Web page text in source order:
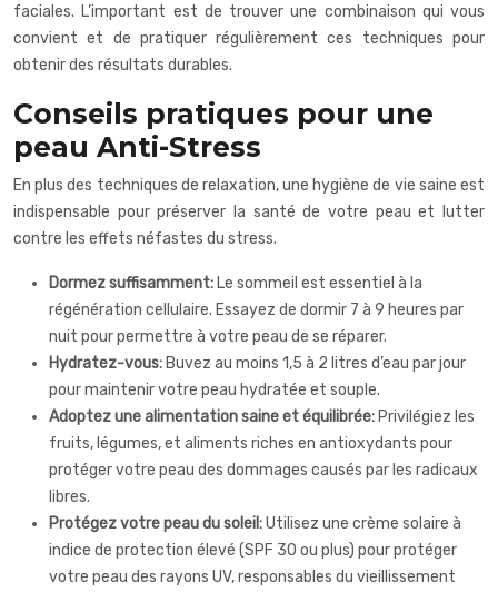
faciales. L’important est de trouver une combinaison qui vous
convient et de pratiquer régulièrement ces techniques pour
obtenir des résultats durables.
Conseils pratiques pour une
peau Anti-Stress
En plus des techniques de relaxation, une hygiène de vie saine est
indispensable pour préserver la santé de votre peau et lutter
contre les effets néfastes du stress.
Dormez suffisamment: Le sommeil est essentiel à la
régénération cellulaire. Essayez de dormir 7 à 9 heures par
nuit pour permettre à votre peau de se réparer.
Hydratez-vous: Buvez au moins 1,5 à 2 litres d’eau par jour
pour maintenir votre peau hydratée et souple.
Adoptez une alimentation saine et équilibrée: Privilégiez les
fruits, légumes, et aliments riches en antioxydants pour
protéger votre peau des dommages causés par les radicaux
libres.
Protégez votre peau du soleil:Utilisez une crème solaire à
indice de protection élevé (SPF 30 ou plus) pour protéger
votre peau des rayons UV, responsables du vieillissement